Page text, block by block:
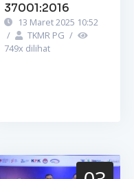
37001:2016
13 Maret 2025 10:52
/
TKMR PG /
749x dilihat